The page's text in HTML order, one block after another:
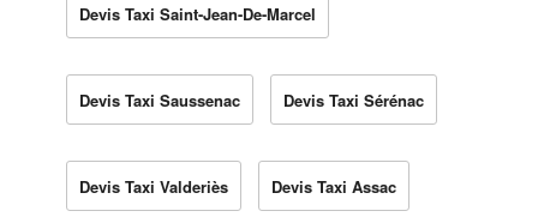
Devis Taxi Saint-Jean-De-Marcel
Devis Taxi Saussenac Devis Taxi Sérénac
Devis Taxi Valderiès Devis Taxi Assac